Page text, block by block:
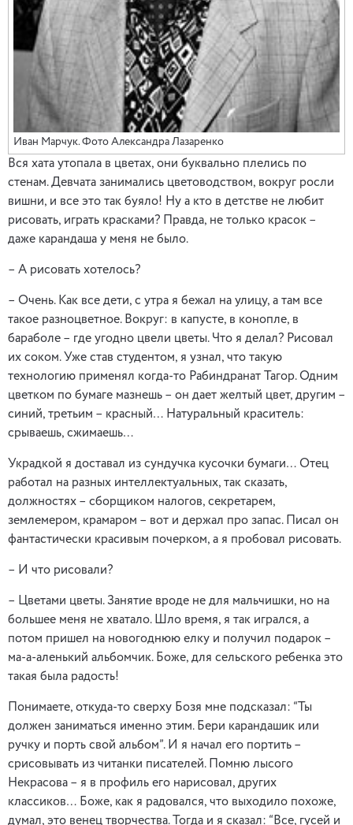
Иван Марчук. Фото Александра Лазаренко
Вся хата утопала в цветах, они буквально плелись по
стенам. Девчата занимались цветоводством, вокруг росли
вишни, и все это так буяло! Ну а кто в детстве не любит
рисовать, играть красками? Правда, не только красок –
даже карандаша у меня не было.
– А рисовать хотелось?
– Очень. Как все дети, с утра я бежал на улицу, а там все
такое разноцветное. Вокруг: в капусте, в конопле, в
бараболе – где угодно цвели цветы. Что я делал? Рисовал
их соком. Уже став студентом, я узнал, что такую
технологию применял когда-то Рабиндранат Тагор. Одним
цветком по бумаге мазнешь – он дает желтый цвет, другим –
синий, третьим – красный… Натуральный краситель:
срываешь, сжимаешь…
Украдкой я доставал из сундучка кусочки бумаги… Отец
работал на разных интеллектуальных, так сказать,
должностях – сборщиком налогов, секретарем,
землемером, крамаром – вот и держал про запас. Писал он
фантастически красивым почерком, а я пробовал рисовать.
– И что рисовали?
– Цветами цветы. Занятие вроде не для мальчишки, но на
большее меня не хватало. Шло время, я так игрался, а
потом пришел на новогоднюю елку и получил подарок –
ма-а-аленький альбомчик. Боже, для сельского ребенка это
такая была радость!
Понимаете, откуда-то сверху Бозя мне подсказал: “Ты
должен заниматься именно этим. Бери карандашик или
ручку и порть свой альбом”. И я начал его портить –
срисовывать из читанки писателей. Помню лысого
Некрасова – я в профиль его нарисовал, других
классиков… Боже, как я радовался, что выходило похоже,
думал, это венец творчества. Тогда и я сказал: “Все, гусей и